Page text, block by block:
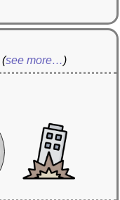
(see more…)